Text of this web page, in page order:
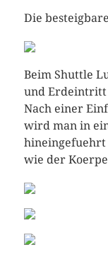
Die
Beim Shuttle
und Erdeintritt
Nach einer
wird man in
hineingefuehrt
wie der